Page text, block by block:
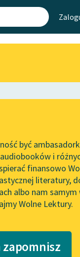
Mapa Wolnych
Leśmianator
API
OAI-PMH
Widget Wolnych
Katalog
Katalog w
być
i
finansowo
literatury,
albo nam
Wolne Lektury.